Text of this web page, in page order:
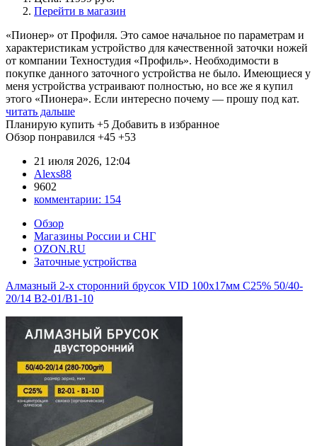
Перейти в магазин
«Пионер» от Профиля. Это самое начальное по параметрам и
характеристикам устройство для качественной заточки ножей
от компании Техностудия «Профиль». Необходимости в
покупке данного заточного устройства не было. Имеющиеся у
меня устройства устраивают полностью, но все же я купил
этого «Пионера». Если интересно почему — прошу под кат.
читать дальше
Планирую купить +5 Добавить в избранное
Обзор понравился +45 +53
21 июля 2026, 12:04
Alexs88
9602
комментарии: 154
Обзор
Магазины России и СНГ
OZON.RU
Заточные устройства
Алмазный 2-х сторонний брусок VID 100x17мм С25% 50/40-
20/14 B2-01/B1-10